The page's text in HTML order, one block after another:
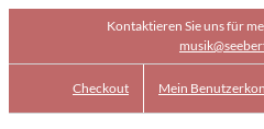
content
Kontaktieren Sie uns für
Checkout Mein